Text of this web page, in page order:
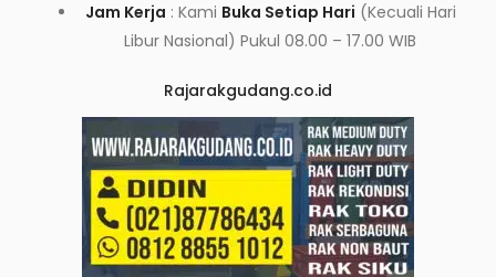
Jam Kerja : Kami Buka Setiap Hari (Kecuali Hari
Libur Nasional) Pukul 08.00 – 17.00 WIB
Rajarakgudang.co.id